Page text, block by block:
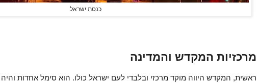
כנסת ישראל
מרכזיות המקדש והמדינה
ראשית, המקדש היווה מוקד מרכזי ובלבדי לעם ישראל כולו. הוא סימל אחדות